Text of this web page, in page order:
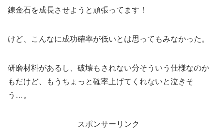
錬金石を成長させようと頑張ってます！
けど、こんなに成功確率が低いとは思ってもみなかった。
研磨材料があるし、破壊もされない分そういう仕様なのか
もだけど、もうちょっと確率上げてくれないと泣きそ
う…。
スポンサーリンク